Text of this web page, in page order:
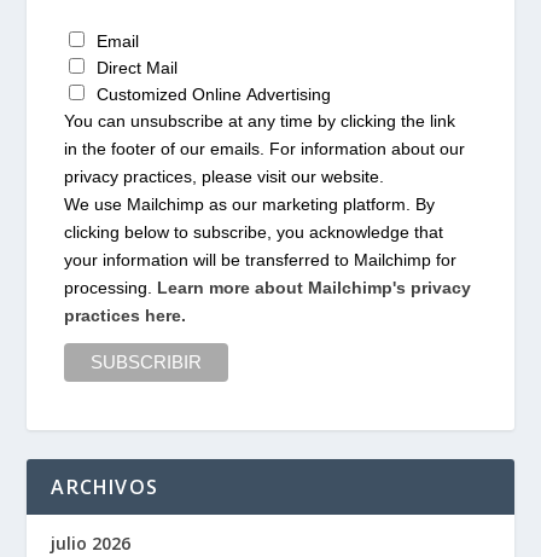
Email
Direct Mail
Customized Online Advertising
You can unsubscribe at any time by clicking the link
in the footer of our emails. For information about our
privacy practices, please visit our website.
We use Mailchimp as our marketing platform. By
clicking below to subscribe, you acknowledge that
your information will be transferred to Mailchimp for
processing. Learn more about Mailchimp's privacy
practices here.
ARCHIVOS
julio 2026